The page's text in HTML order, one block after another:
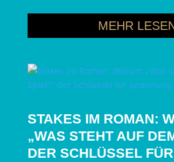
MEHR
STAKES IM ROMAN:
„WAS STEHT AUF
DER SCHLÜSSEL FÜR